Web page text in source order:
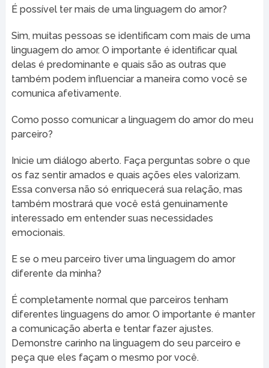
É possível ter mais de uma linguagem do amor?
Sim, muitas pessoas se identificam com mais de uma
linguagem do amor. O importante é identificar qual
delas é predominante e quais são as outras que
também podem influenciar a maneira como você se
comunica afetivamente.
Como posso comunicar a linguagem do amor do meu
parceiro?
Inicie um diálogo aberto. Faça perguntas sobre o que
os faz sentir amados e quais ações eles valorizam.
Essa conversa não só enriquecerá sua relação, mas
também mostrará que você está genuinamente
interessado em entender suas necessidades
emocionais.
E se o meu parceiro tiver uma linguagem do amor
diferente da minha?
É completamente normal que parceiros tenham
diferentes linguagens do amor. O importante é manter
a comunicação aberta e tentar fazer ajustes.
Demonstre carinho na linguagem do seu parceiro e
peça que eles façam o mesmo por você.